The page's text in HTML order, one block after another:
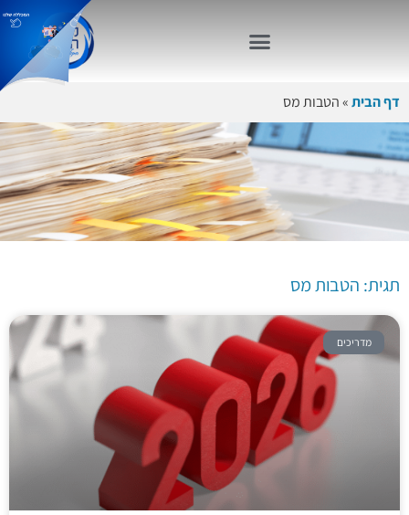
דף הבית»הטבות מס
תגית: הטבות מס
מדריכים